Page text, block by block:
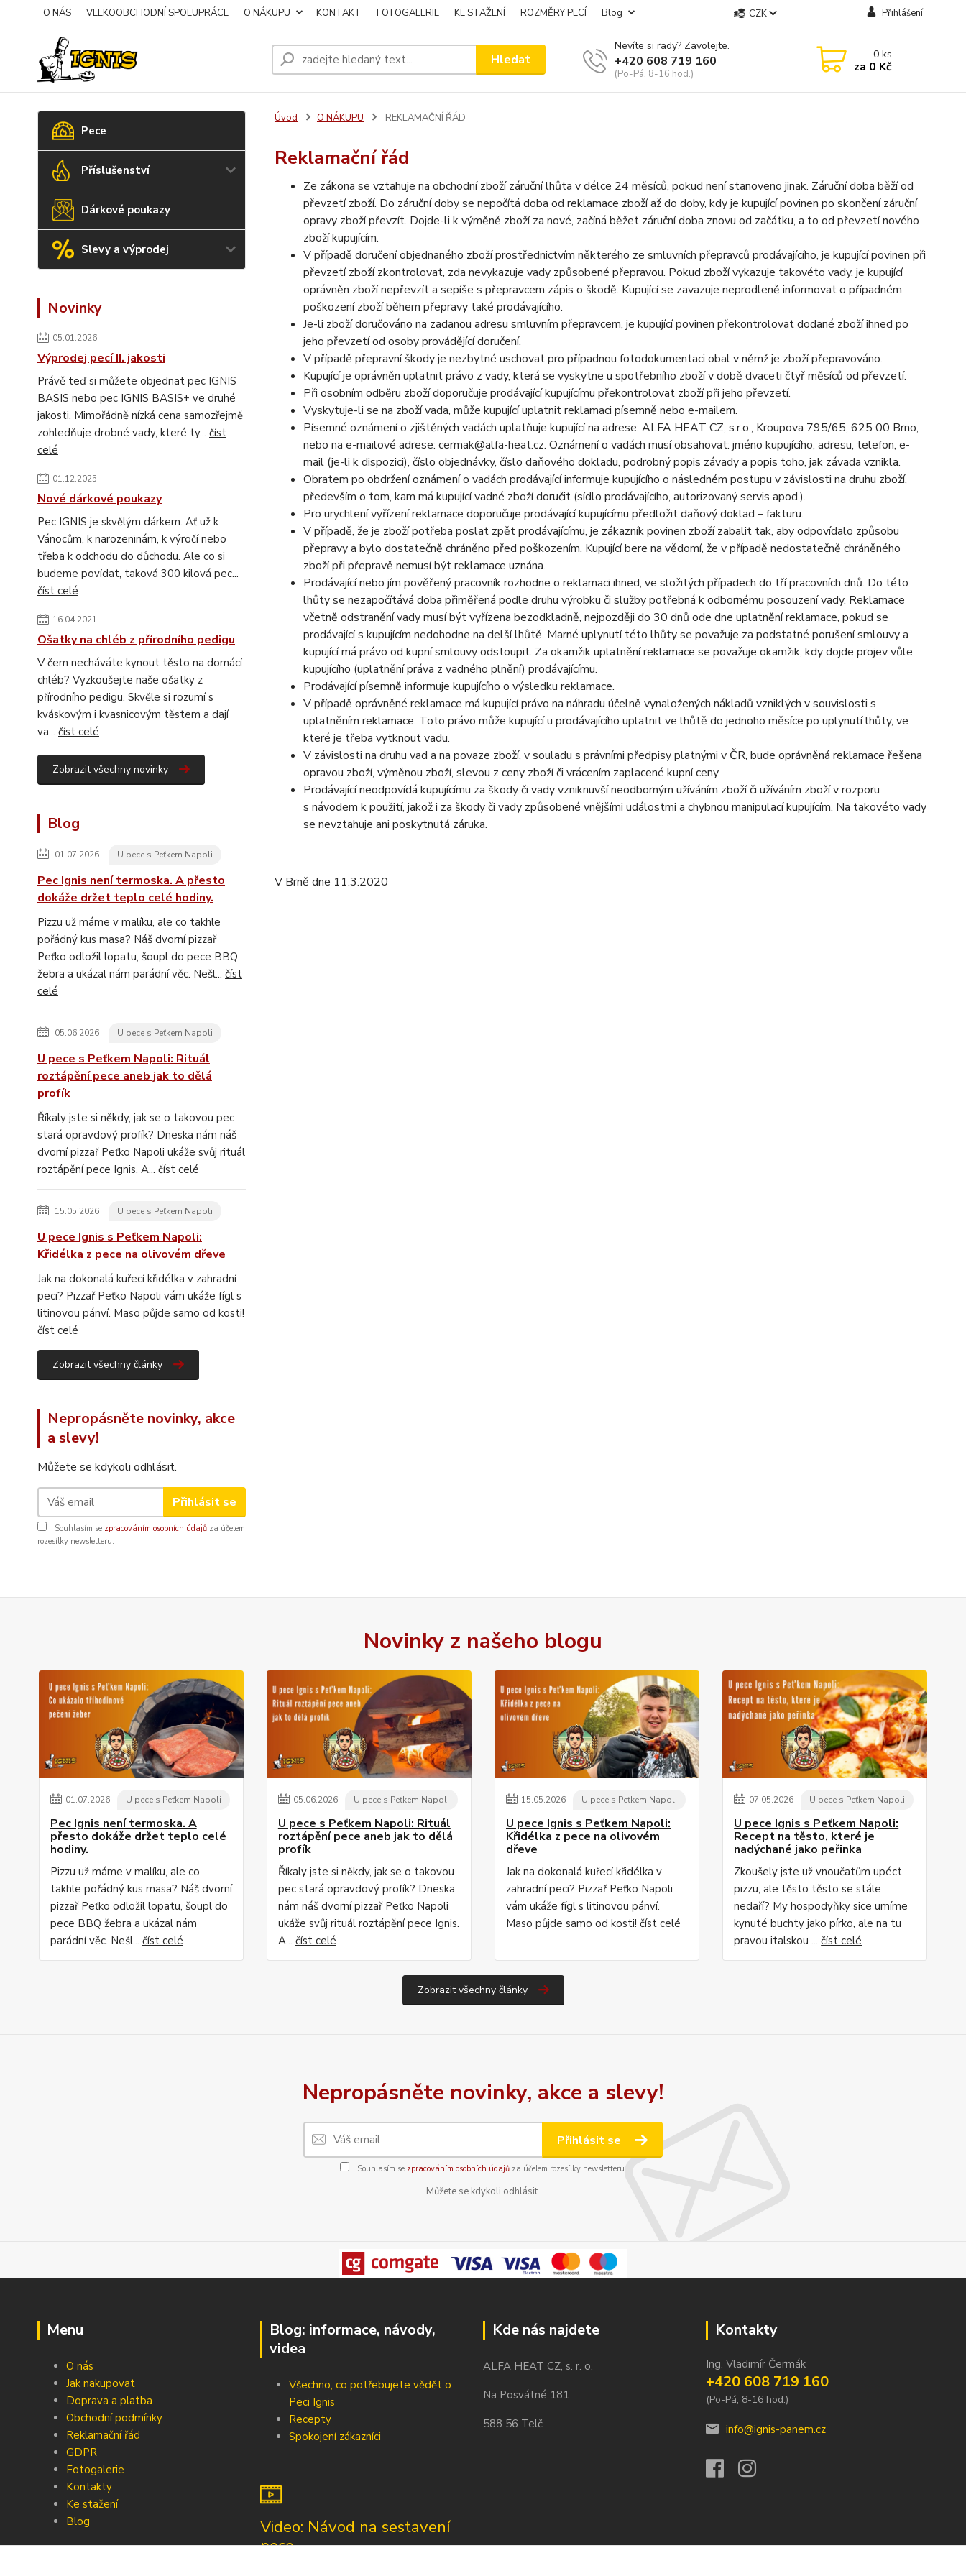
O NÁS VELKOOBCHODNÍ SPOLUPRÁCE O NÁKUPU KONTAKT FOTOGALERIE KE STAŽENÍ ROZMĚRY PECÍ Blog CZK Přihlášení
Hledat
Nevíte si rady? Zavolejte.
+420 608 719 160
(Po-Pá, 8-16 hod.)
0ks
za 0 Kč
Pece
Příslušenství
Dárkové poukazy
Slevy a výprodej
Novinky
05.01.2026
Výprodej pecí II. jakosti
Právě teď si můžete objednat pec IGNIS
BASIS nebo pec IGNIS BASIS+ ve druhé
jakosti. Mimořádně nízká cena samozřejmě
zohledňuje drobné vady, které ty... číst
celé
01.12.2025
Nové dárkové poukazy
Pec IGNIS je skvělým dárkem. Ať už k
Vánocům, k narozeninám, k výročí nebo
třeba k odchodu do důchodu. Ale co si
budeme povídat, taková 300 kilová pec...
číst celé
16.04.2021
Ošatky na chléb z přírodního pedigu
V čem necháváte kynout těsto na domácí
chléb? Vyzkoušejte naše ošatky z
přírodního pedigu. Skvěle si rozumí s
kváskovým i kvasnicovým těstem a dají
va... číst celé
Zobrazit všechny novinky
Blog
01.07.2026 U pece s Peťkem Napoli
Pec Ignis není termoska. A přesto
dokáže držet teplo celé hodiny.
Pizzu už máme v malíku, ale co takhle
pořádný kus masa? Náš dvorní pizzař
Peťko odložil lopatu, šoupl do pece BBQ
žebra a ukázal nám parádní věc. Nešl... číst
celé
05.06.2026 U pece s Peťkem Napoli
U pece s Peťkem Napoli: Rituál
roztápění pece aneb jak to dělá
profík
Říkaly jste si někdy, jak se o takovou pec
stará opravdový profík? Dneska nám náš
dvorní pizzař Peťko Napoli ukáže svůj rituál
roztápění pece Ignis. A... číst celé
15.05.2026 U pece s Peťkem Napoli
U pece Ignis s Peťkem Napoli:
Křidélka z pece na olivovém dřeve
Jak na dokonalá kuřecí křidélka v zahradní
peci? Pizzař Peťko Napoli vám ukáže fígl s
litinovou pánví. Maso půjde samo od kosti!
číst celé
Zobrazit všechny články
Nepropásněte novinky, akce
a slevy!
Můžete se kdykoli odhlásit.
Přihlásit se
Souhlasím se zpracováním osobních údajů za účelem
rozesílky newsletteru.
Úvod O NÁKUPU REKLAMAČNÍ ŘÁD
Reklamační řád
Ze zákona se vztahuje na obchodní zboží záruční lhůta v délce 24 měsíců, pokud není stanoveno jinak. Záruční doba běží od
převzetí zboží. Do záruční doby se nepočítá doba od reklamace zboží až do doby, kdy je kupující povinen po skončení záruční
opravy zboží převzít. Dojde-li k výměně zboží za nové, začíná běžet záruční doba znovu od začátku, a to od převzetí nového
zboží kupujícím.
V případě doručení objednaného zboží prostřednictvím některého ze smluvních přepravců prodávajícího, je kupující povinen při
převzetí zboží zkontrolovat, zda nevykazuje vady způsobené přepravou. Pokud zboží vykazuje takovéto vady, je kupující
oprávněn zboží nepřevzít a sepíše s přepravcem zápis o škodě. Kupující se zavazuje neprodleně informovat o případném
poškození zboží během přepravy také prodávajícího.
Je-li zboží doručováno na zadanou adresu smluvním přepravcem, je kupující povinen překontrolovat dodané zboží ihned po
jeho převzetí od osoby provádějící doručení.
V případě přepravní škody je nezbytné uschovat pro případnou fotodokumentaci obal v němž je zboží přepravováno.
Kupující je oprávněn uplatnit právo z vady, která se vyskytne u spotřebního zboží v době dvaceti čtyř měsíců od převzetí.
Při osobním odběru zboží doporučuje prodávající kupujícímu překontrolovat zboží při jeho převzetí.
Vyskytuje-li se na zboží vada, může kupující uplatnit reklamaci písemně nebo e-mailem.
Písemné oznámení o zjištěných vadách uplatňuje kupující na adrese: ALFA HEAT CZ, s.r.o., Kroupova 795/65, 625 00 Brno,
nebo na e-mailové adrese: cermak@alfa-heat.cz. Oznámení o vadách musí obsahovat: jméno kupujícího, adresu, telefon, e-
mail (je-li k dispozici), číslo objednávky, číslo daňového dokladu, podrobný popis závady a popis toho, jak závada vznikla.
Obratem po obdržení oznámení o vadách prodávající informuje kupujícího o následném postupu v závislosti na druhu zboží,
především o tom, kam má kupující vadné zboží doručit (sídlo prodávajícího, autorizovaný servis apod.).
Pro urychlení vyřízení reklamace doporučuje prodávající kupujícímu předložit daňový doklad – fakturu.
V případě, že je zboží potřeba poslat zpět prodávajícímu, je zákazník povinen zboží zabalit tak, aby odpovídalo způsobu
přepravy a bylo dostatečně chráněno před poškozením. Kupující bere na vědomí, že v případě nedostatečně chráněného
zboží při přepravě nemusí být reklamace uznána.
Prodávající nebo jím pověřený pracovník rozhodne o reklamaci ihned, ve složitých případech do tří pracovních dnů. Do této
lhůty se nezapočítává doba přiměřená podle druhu výrobku či služby potřebná k odbornému posouzení vady. Reklamace
včetně odstranění vady musí být vyřízena bezodkladně, nejpozději do 30 dnů ode dne uplatnění reklamace, pokud se
prodávající s kupujícím nedohodne na delší lhůtě. Marné uplynutí této lhůty se považuje za podstatné porušení smlouvy a
kupující má právo od kupní smlouvy odstoupit. Za okamžik uplatnění reklamace se považuje okamžik, kdy dojde projev vůle
kupujícího (uplatnění práva z vadného plnění) prodávajícímu.
Prodávající písemně informuje kupujícího o výsledku reklamace.
V případě oprávněné reklamace má kupující právo na náhradu účelně vynaložených nákladů vzniklých v souvislosti s
uplatněním reklamace. Toto právo může kupující u prodávajícího uplatnit ve lhůtě do jednoho měsíce po uplynutí lhůty, ve
které je třeba vytknout vadu.
V závislosti na druhu vad a na povaze zboží, v souladu s právními předpisy platnými v ČR, bude oprávněná reklamace řešena
opravou zboží, výměnou zboží, slevou z ceny zboží či vrácením zaplacené kupní ceny.
Prodávající neodpovídá kupujícímu za škody či vady vzniknuvší neodborným užíváním zboží či užíváním zboží v rozporu
s návodem k použití, jakož i za škody či vady způsobené vnějšími událostmi a chybnou manipulací kupujícím. Na takovéto vady
se nevztahuje ani poskytnutá záruka.
V Brně dne 11.3.2020
Novinky z našeho blogu
01.07.2026 U pece s Peťkem Napoli
Pec Ignis není termoska. A
přesto dokáže držet teplo celé
hodiny.
Pizzu už máme v malíku, ale co
takhle pořádný kus masa? Náš dvorní
pizzař Peťko odložil lopatu, šoupl do
pece BBQ žebra a ukázal nám
parádní věc. Nešl... číst celé
05.06.2026 U pece s Peťkem Napoli
U pece s Peťkem Napoli: Rituál
roztápění pece aneb jak to dělá
profík
Říkaly jste si někdy, jak se o takovou
pec stará opravdový profík? Dneska
nám náš dvorní pizzař Peťko Napoli
ukáže svůj rituál roztápění pece Ignis.
A... číst celé
15.05.2026 U pece s Peťkem Napoli
U pece Ignis s Peťkem Napoli:
Křidélka z pece na olivovém
dřeve
Jak na dokonalá kuřecí křidélka v
zahradní peci? Pizzař Peťko Napoli
vám ukáže fígl s litinovou pánví.
Maso půjde samo od kosti! číst celé
07.05.2026 U pece s Peťkem Napoli
U pece Ignis s Peťkem Napoli:
Recept na těsto, které je
nadýchané jako peřinka
Zkoušely jste už vnoučatům upéct
pizzu, ale těsto těsto se stále
nedaří? My hospodyňky sice umíme
kynuté buchty jako pírko, ale na tu
pravou italskou ...číst celé
Zobrazit všechny články
Nepropásněte novinky, akce a slevy!
Přihlásit se
Souhlasím se zpracováním osobních údajůza účelem rozesílky newsletteru.
Můžete se kdykoli odhlásit.
Menu
O nás
Jak nakupovat
Doprava a platba
Obchodní podmínky
Reklamační řád
GDPR
Fotogalerie
Kontakty
Ke stažení
Blog
Blog: informace, návody,
videa
Všechno, co potřebujete vědět o
Peci Ignis
Recepty
Spokojení zákazníci
Video: Návod na sestavení
pece
Kde nás najdete
ALFA HEAT CZ, s. r. o.
Na Posvátné 181
588 56 Telč
Kontakty
Ing. Vladimír Čermák
+420 608 719 160
(Po-Pá, 8-16 hod.)
info@ignis-panem.cz